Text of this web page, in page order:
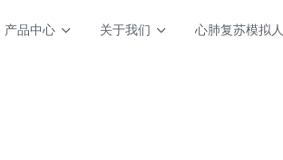
产品中心 关于我们 心肺复苏模拟人